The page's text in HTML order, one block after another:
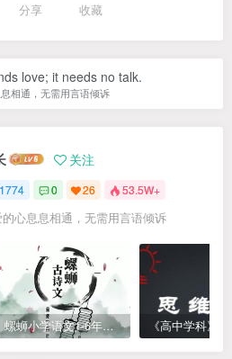
分享 收藏
love; it needs no talk.
相通，无需用言语倾诉
关注
1774 0 26 53.5W+
的心息息相通，无需用言语倾诉
螺蛳小学语文1-6年级《小学古诗文》课程视频